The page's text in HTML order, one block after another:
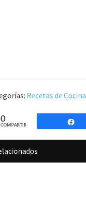
Recetas de Cocina
0
COMPARTIR